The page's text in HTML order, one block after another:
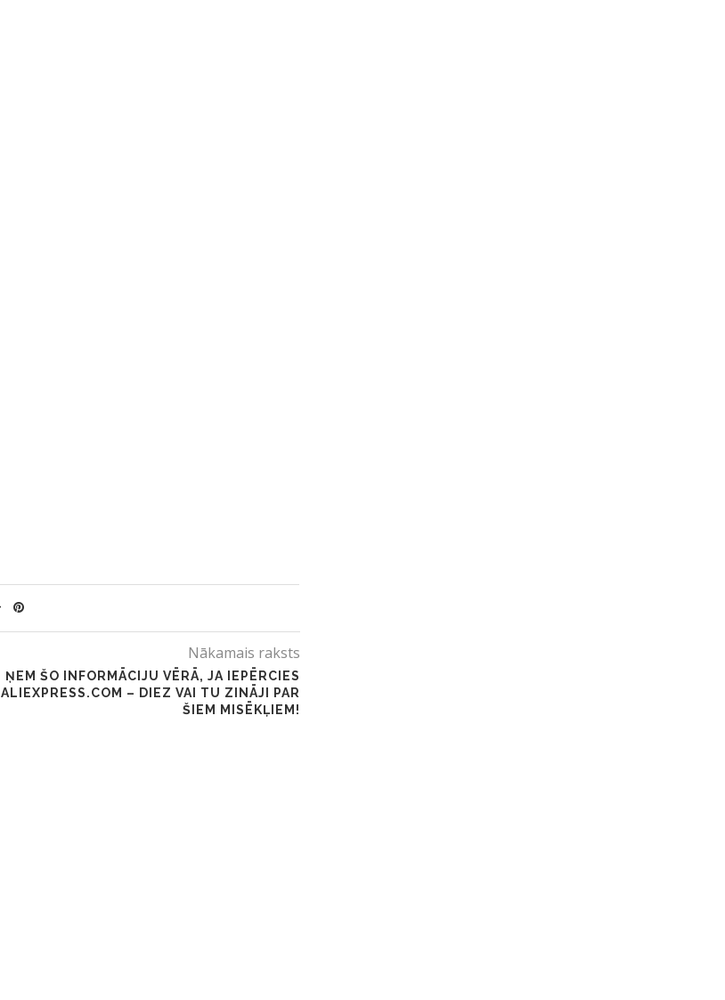
Nākamais raksts
ŅEM ŠO INFORMĀCIJU VĒRĀ, JA IEPĒRCIES
ALIEXPRESS.COM – DIEZ VAI TU ZINĀJI PAR
ŠIEM MISĒKĻIEM!